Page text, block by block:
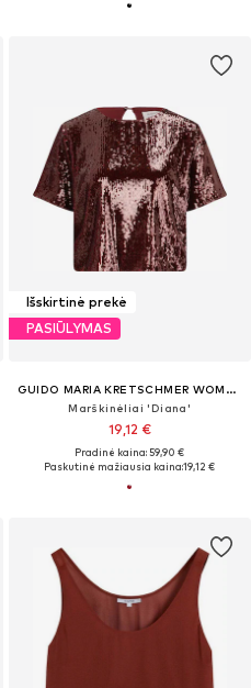
Išskirtinė prekė
PASIŪLYMAS
GUIDO MARIA KRETSCHMER WOMEN
Marškinėliai 'Diana'
19,12 €
Pradinė kaina: 59,90 €
Paskutinė mažiausia kaina:19,12 €